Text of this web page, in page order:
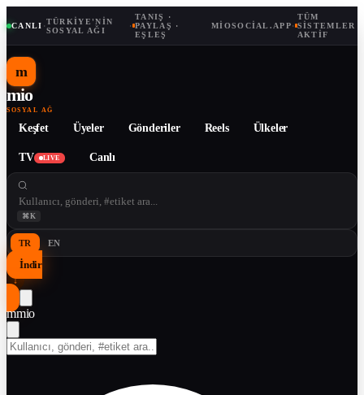
CANLI ·TÜRKIYE'NIN
SOSYAL AĞI
·
TANIŞ ·
PAYLAŞ ·
EŞLEŞ
MIOSOCIAL.APP·
TÜM
SISTEMLER
AKTIF
m
mio
SOSYAL AĞ
Keşfet Üyeler Gönderiler Reels Ülkeler
TV LIVE Canlı
⌘K
TR EN
İndir
↓
mmio